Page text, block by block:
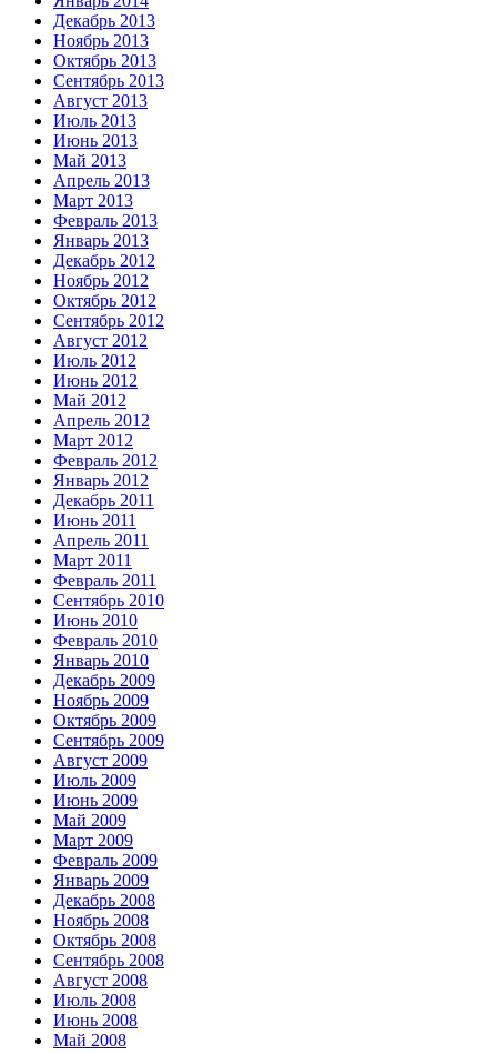
Декабрь 2013
Ноябрь 2013
Октябрь 2013
Сентябрь 2013
Август 2013
Июль 2013
Июнь 2013
Май 2013
Апрель 2013
Март 2013
Февраль 2013
Январь 2013
Декабрь 2012
Ноябрь 2012
Октябрь 2012
Сентябрь 2012
Август 2012
Июль 2012
Июнь 2012
Май 2012
Апрель 2012
Март 2012
Февраль 2012
Январь 2012
Декабрь 2011
Июнь 2011
Апрель 2011
Март 2011
Февраль 2011
Сентябрь 2010
Июнь 2010
Февраль 2010
Январь 2010
Декабрь 2009
Ноябрь 2009
Октябрь 2009
Сентябрь 2009
Август 2009
Июль 2009
Июнь 2009
Май 2009
Март 2009
Февраль 2009
Январь 2009
Декабрь 2008
Ноябрь 2008
Октябрь 2008
Сентябрь 2008
Август 2008
Июль 2008
Июнь 2008
Май 2008